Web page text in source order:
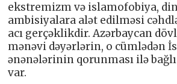
ekstremizm və islamofobiya,
ambisiyalara alət edilməsi
acı gerçəklikdir. Azərbaycan
mənəvi dəyərlərin, o cümlədən
ənənələrinin qorunması ilə
var.